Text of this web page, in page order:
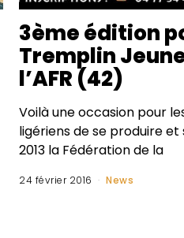
3ème édition
Tremplin
l’AFR (42)
Voilà une occasion pour
ligériens de se produire et
2013 la Fédération de la
24 février 2016 News